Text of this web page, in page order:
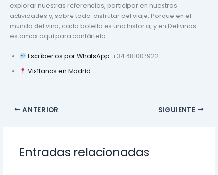
explorar nuestras referencias, participar en nuestras
actividades y, sobre todo, disfrutar del viaje. Porque en el
mundo del vino, cada botella es una historia, y en Delivinos
estamos aquí para contártela.
Escríbenos por WhatsApp: +34 681007922
Visítanos en Madrid.
ANTERIOR SIGUIENTE
Entradas relacionadas